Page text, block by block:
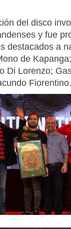
del disco
y fue
destacados a
de
Di Lorenzo;
Fiorentino.